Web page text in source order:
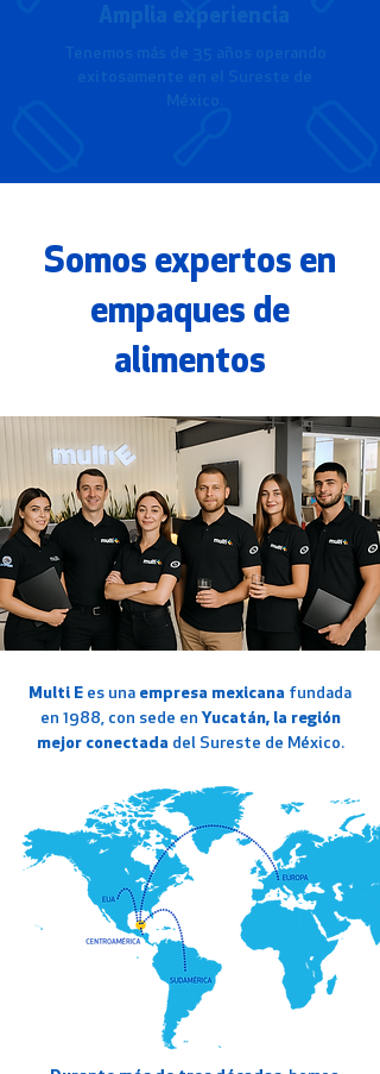
Amplia experiencia
Tenemos más de 35 años operando
exitosamente en el Sureste de
México.
Somos expertos en
empaques de
alimentos
Multi E es una empresa mexicana fundada
en 1988, con sede en Yucatán, la región
mejor conectada del Sureste de México.